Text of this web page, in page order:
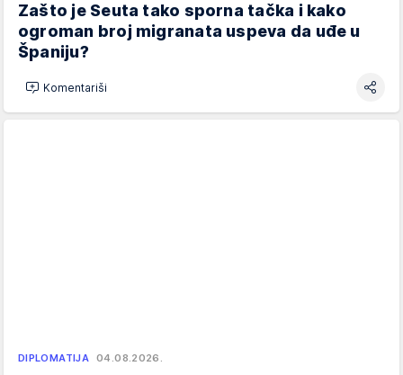
Zašto je Seuta tako sporna tačka i kako
ogroman broj migranata uspeva da uđe u
Španiju?
Komentariši
DIPLOMATIJA 04.08.2026.